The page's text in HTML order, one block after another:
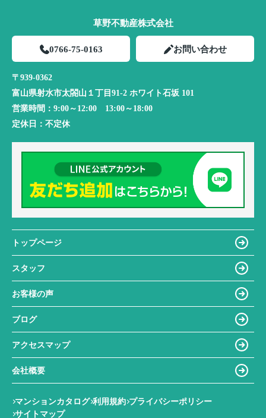
草野不動産株式会社
0766-75-0163 お問い合わせ
〒939-0362
富山県射水市太閤山１丁目91-2 ホワイト石坂 101
営業時間： 9:00～12:00 13:00～18:00
定休日： 不定休
トップページ
スタッフ
お客様の声
ブログ
アクセスマップ
会社概要
マンションカタログ 利用規約 プライバシーポリシー
サイトマップ